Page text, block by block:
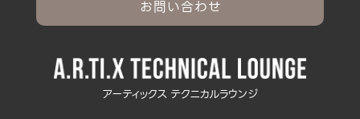
お問い合わせ
アーティックス テクニカルラウンジ